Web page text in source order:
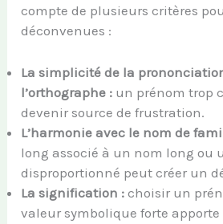
compte de plusieurs critères
déconvenues :
La simplicité de la
l’orthographe : un prénom trop
devenir source de frustration.
L’harmonie avec le nom de
long associé à un nom long ou
disproportionné peut créer un
La signification : choisir un
valeur symbolique forte